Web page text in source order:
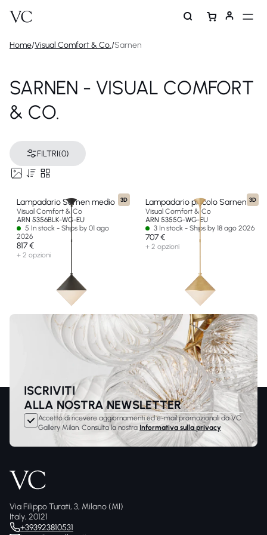
Home/Visual Comfort & Co./Sarnen
SARNEN - VISUAL COMFORT
& CO.
FILTRI(0)
3D
Lampadario Sarnen medio
Visual Comfort & Co
ARN 5356BLK-WG-EU
5 In stock - Ships by 01 ago
2026
817 €
+ 2 opzioni
3D
Lampadario piccolo Sarnen
Visual Comfort & Co
ARN 5355G-WG-EU
3 In stock - Ships by 18 ago 2026
707 €
+ 2 opzioni
ISCRIVITI
ALLA NOSTRA NEWSLETTER
Accetto di ricevere aggiornamenti ed e-mail promozionali da VC
Gallery Milan. Consulta la nostra Informativa sulla privacy
Via Filippo Turati, 3, Milano (MI)
Italy, 20121
+393923810531